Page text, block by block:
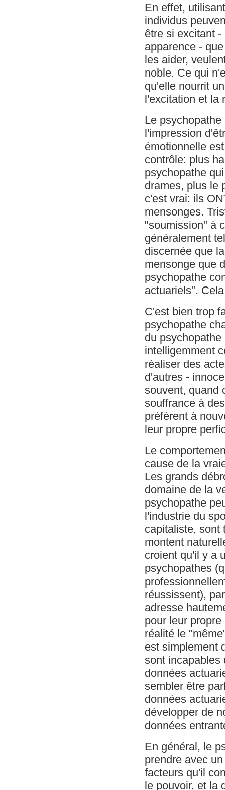
En effet,
individus
être si excitant
apparence -
les aider,
noble. Ce qui
qu'elle nourrit
l'excitation et la
Le
l'impression
émotionnelle
contrôle: plus
psychopathe
drames, plus le
c'est vrai: ils
mensonges.
"soumission" à
généralement
discernée que
mensonge que
psychopathe
actuariels".
C'est bien trop
psychopathe
du
intelligemment
réaliser des
d'autres -
souvent, quand
souffrance à
préfèrent à
leur propre
Le
cause de la
Les grands
domaine de la
psychopathe
l'industrie du
capitaliste, sont
montent
croient qu'il y a
psychopathes
réussissent),
adresse
pour leur
réalité le
est simplement
sont incapables
données
sembler être
données
développer de
données
En général, le
prendre avec
facteurs qu'il
le pouvoir, et la